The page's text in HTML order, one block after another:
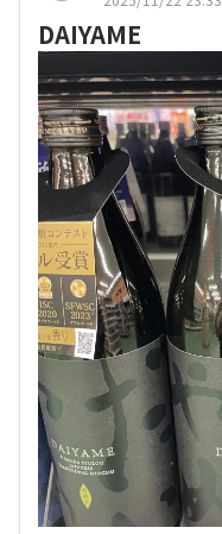
DAIYAME